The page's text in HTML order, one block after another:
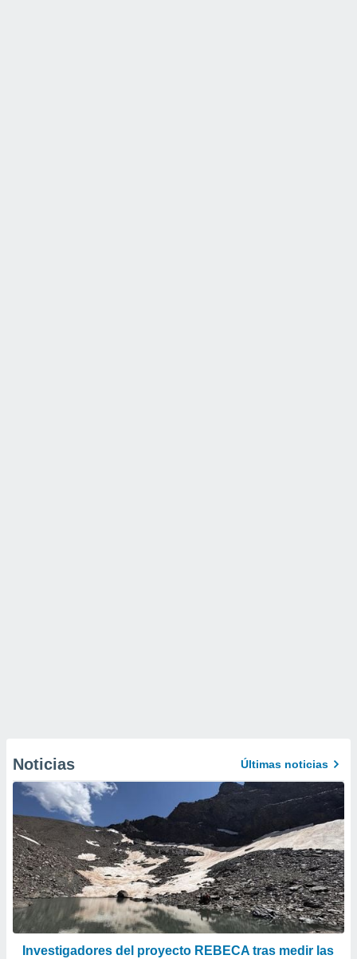
Noticias Últimas noticias
Investigadores del proyecto REBECA tras medir las